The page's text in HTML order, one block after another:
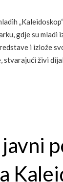
gdje su mladi
i izlože
stvarajući živi